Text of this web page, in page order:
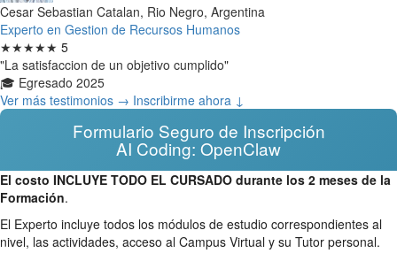
Cesar Sebastian Catalan, Rio Negro, Argentina
Experto en Gestion de Recursos Humanos
★★★★★ 5
"La satisfaccion de un objetivo cumplido"
🎓 Egresado 2025
Ver más testimonios → Inscribirme ahora ↓
Formulario Seguro de Inscripción
AI Coding: OpenClaw
El costo INCLUYE TODO EL CURSADO durante los 2 meses de la
Formación.
El Experto incluye todos los módulos de estudio correspondientes al
nivel, las actividades, acceso al Campus Virtual y su Tutor personal.